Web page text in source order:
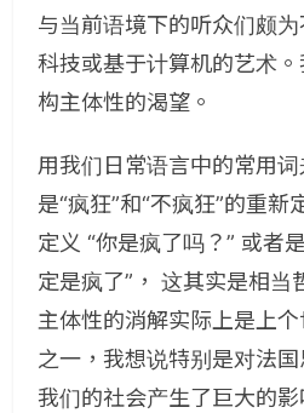
与当前语境下的听众们颇
科技或基于计算机的艺术
构主体性的渴望。
用我们日常语言中的常用
是“疯狂”和“不疯狂”的重
定义 “你是疯了吗？” 或者
定是疯了”， 这其实是相当
主体性的消解实际上是上
之一，我想说特别是对法
我们的社会产生了巨大的影